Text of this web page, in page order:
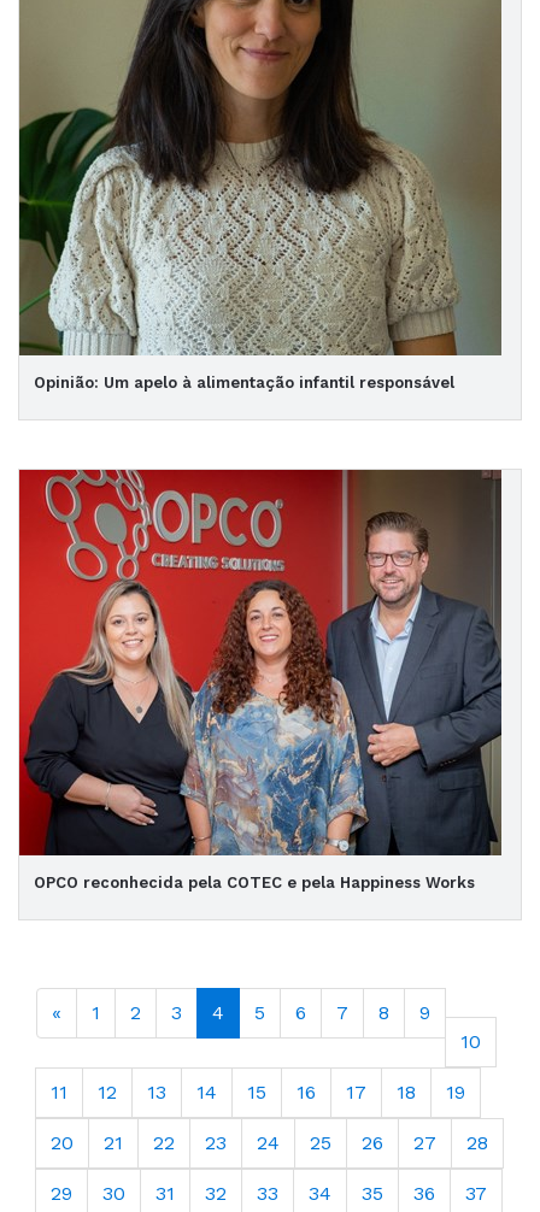
Opinião: Um apelo à alimentação infantil responsável
OPCO reconhecida pela COTEC e pela Happiness Works
« 1 2 3 4 5 6 7 8
9
10
11 12 13 14 15 16 17 18 19
20 21 22 23 24 25 26 27 28
29 30 31 32 33 34 35 36 37